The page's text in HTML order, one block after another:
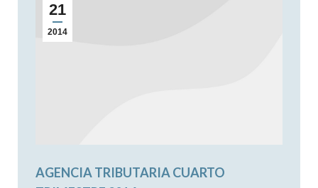
21
2014
AGENCIA TRIBUTARIA CUARTO